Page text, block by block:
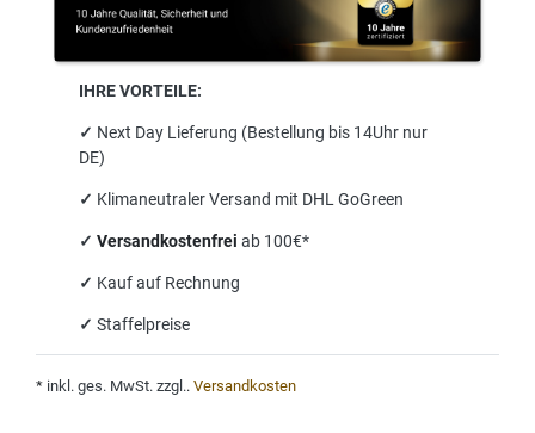
IHRE VORTEILE:
✓ Next Day Lieferung (Bestellung bis 14Uhr nur
DE)
✓ Klimaneutraler Versand mit DHL GoGreen
✓ Versandkostenfrei ab 100€*
✓ Kauf auf Rechnung
✓ Staffelpreise
* inkl. ges. MwSt. zzgl.. Versandkosten